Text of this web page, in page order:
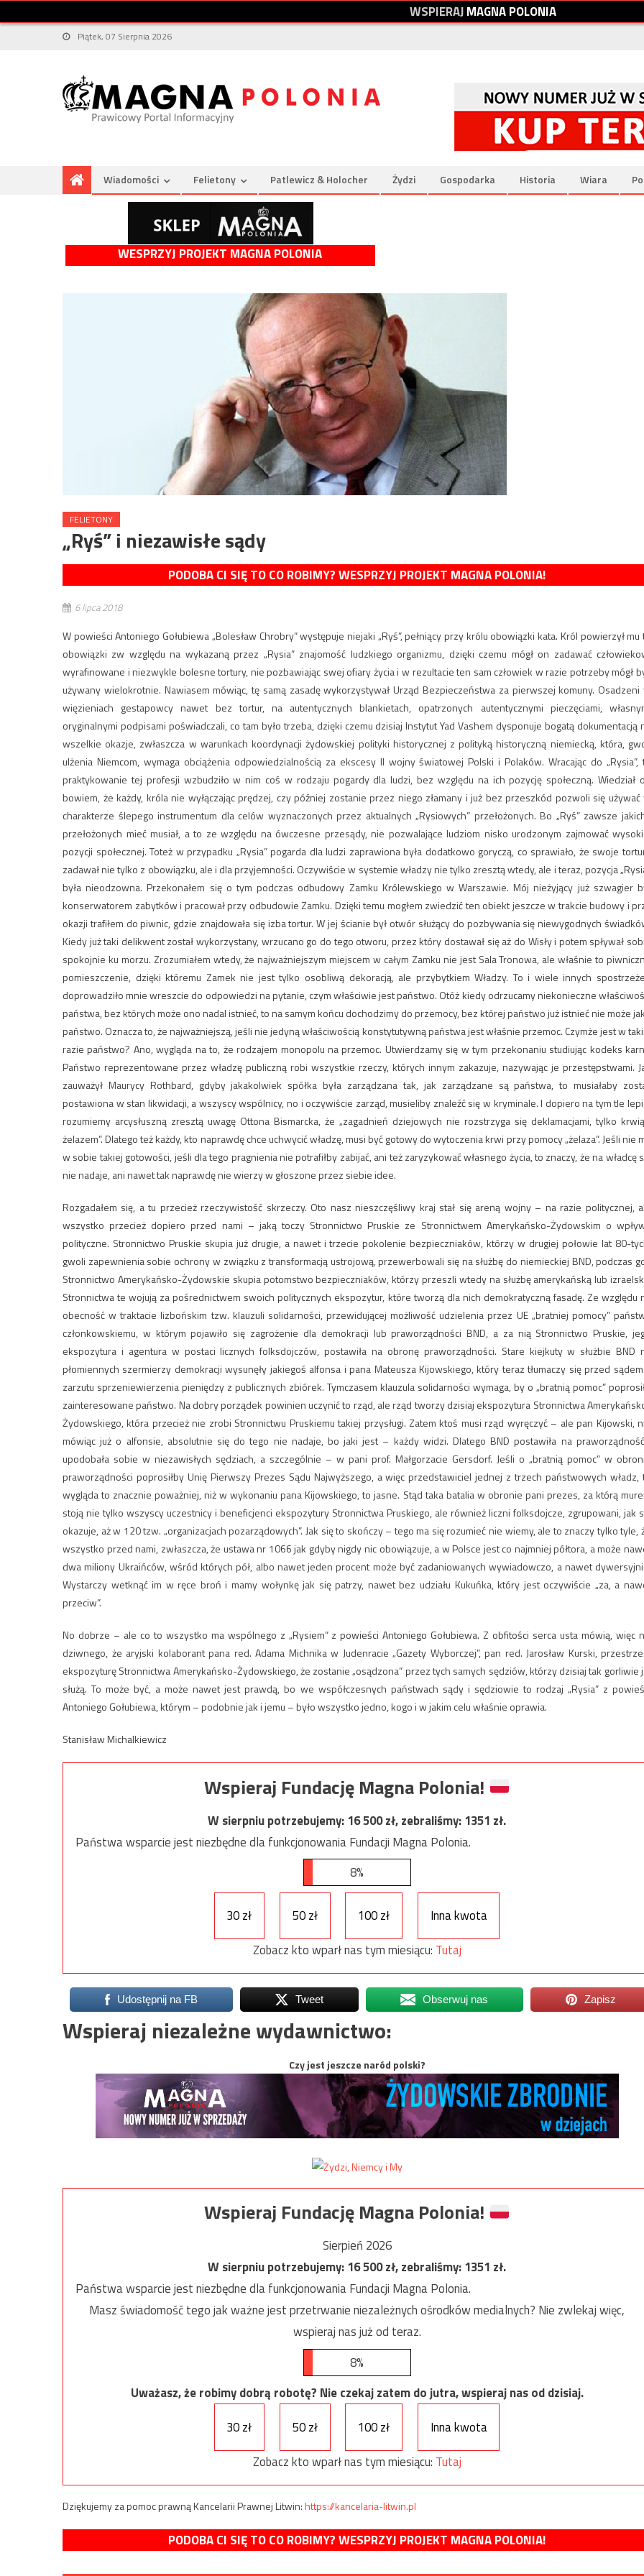
WSPIERAJMAGNAPOLONIA
Piątek, 07 Sierpnia 2026
Wiadomości Felietony Patlewicz & Holocher Żydzi Gospodarka Historia Wiara
WESPRZYJ PROJEKT MAGNA POLONIA
FELIETONY
„Ryś” i niezawisłe sądy
PODOBA CI SIĘ TO CO ROBIMY? WESPRZYJ PROJEKT MAGNA POLONIA!
6 lipca 2018
W powieści Antoniego Gołubiewa „Bolesław Chrobry” występuje niejaki „Ryś”, pełniący przy królu obowiązki kata. Król powierzył mu
obowiązki zw względu na wykazaną przez „Rysia” znajomość ludzkiego organizmu, dzięki czemu mógł on zadawać
wyrafinowane i niezwykle bolesne tortury, nie pozbawiając swej ofiary życia i w rezultacie ten sam człowiek w razie potrzeby mógł
używany wielokrotnie. Nawiasem mówiąc, tę samą zasadę wykorzystywał Urząd Bezpieczeństwa za pierwszej komuny. Osadzeni
więzieniach gestapowcy nawet bez tortur, na autentycznych blankietach, opatrzonych autentycznymi pieczęciami,
oryginalnymi podpisami poświadczali, co tam było trzeba, dzięki czemu dzisiaj Instytut Yad Vashem dysponuje bogatą dokumentacją
wszelkie okazje, zwłaszcza w warunkach koordynacji żydowskiej polityki historycznej z polityką historyczną niemiecką, która,
ulżenia Niemcom, wymaga obciążenia odpowiedzialnością za ekscesy II wojny światowej Polski i Polaków. Wracając do „Rysia”,
praktykowanie tej profesji wzbudziło w nim coś w rodzaju pogardy dla ludzi, bez względu na ich pozycję społeczną. Wiedział
bowiem, że każdy, króla nie wyłączając prędzej, czy później zostanie przez niego złamany i już bez przeszkód pozwoli się używać
charakterze ślepego instrumentum dla celów wyznaczonych przez aktualnych „Rysiowych” przełożonych. Bo „Ryś” zawsze
przełożonych mieć musiał, a to ze względu na ówczesne przesądy, nie pozwalające ludziom nisko urodzonym zajmować
pozycji społecznej. Toteż w przypadku „Rysia” pogarda dla ludzi zaprawiona była dodatkowo goryczą, co sprawiało, że swoje
zadawał nie tylko z obowiązku, ale i dla przyjemności. Oczywiście w systemie władzy nie tylko zresztą wtedy, ale i teraz, pozycja
była nieodzowna. Przekonałem się o tym podczas odbudowy Zamku Królewskiego w Warszawie. Mój nieżyjący już szwagier
konserwatorem zabytków i pracował przy odbudowie Zamku. Dzięki temu mogłem zwiedzić ten obiekt jeszcze w trakcie budowy i
okazji trafiłem do piwnic, gdzie znajdowała się izba tortur. W jej ścianie był otwór służący do pozbywania się niewygodnych
Kiedy już taki delikwent został wykorzystany, wrzucano go do tego otworu, przez który dostawał się aż do Wisły i potem spływał
spokojnie ku morzu. Zrozumiałem wtedy, że najważniejszym miejscem w całym Zamku nie jest Sala Tronowa, ale właśnie to
pomieszczenie, dzięki któremu Zamek nie jest tylko osobliwą dekoracją, ale przybytkiem Władzy. To i wiele innych
doprowadziło mnie wreszcie do odpowiedzi na pytanie, czym właściwie jest państwo. Otóż kiedy odrzucamy niekonieczne
państwa, bez których może ono nadal istnieć, to na samym końcu dochodzimy do przemocy, bez której państwo już istnieć nie może
państwo. Oznacza to, że najważniejszą, jeśli nie jedyną właściwością konstytutywną państwa jest właśnie przemoc. Czymże jest w
razie państwo? Ano, wygląda na to, że rodzajem monopolu na przemoc. Utwierdzamy się w tym przekonaniu studiując kodeks
Państwo reprezentowane przez władzę publiczną robi wszystkie rzeczy, których innym zakazuje, nazywając je przestępstwami.
zauważył Maurycy Rothbard, gdyby jakakolwiek spółka była zarządzana tak, jak zarządzane są państwa, to musiałaby
postawiona w stan likwidacji, a wszyscy wspólnicy, no i oczywiście zarząd, musieliby znaleźć się w kryminale. I dopiero na tym tle
rozumiemy arcysłuszną zresztą uwagę Ottona Bismarcka, że „zagadnień dziejowych nie rozstrzyga się deklamacjami, tylko
żelazem”. Dlatego też każdy, kto naprawdę chce uchwycić władzę, musi być gotowy do wytoczenia krwi przy pomocy „żelaza”. Jeśli nie
w sobie takiej gotowości, jeśli dla tego pragnienia nie potrafiłby zabijać, ani też zaryzykować własnego życia, to znaczy, że na władcę
nie nadaje, ani nawet tak naprawdę nie wierzy w głoszone przez siebie idee.
Rozgadałem się, a tu przecież rzeczywistość skrzeczy. Oto nasz nieszczęśliwy kraj stał się areną wojny – na razie politycznej,
wszystko przecież dopiero przed nami – jaką toczy Stronnictwo Pruskie ze Stronnictwem Amerykańsko-Żydowskim o
polityczne. Stronnictwo Pruskie skupia już drugie, a nawet i trzecie pokolenie bezpieczniaków, którzy w drugiej połowie lat 80-
gwoli zapewnienia sobie ochrony w związku z transformacją ustrojową, przewerbowali się na służbę do niemieckiej BND, podczas
Stronnictwo Amerykańsko-Żydowskie skupia potomstwo bezpieczniaków, którzy przeszli wtedy na służbę amerykańską lub
Stronnictwa te wojują za pośrednictwem swoich politycznych ekspozytur, które tworzą dla nich demokratyczną fasadę. Ze względu
obecność w traktacie lizbońskim tzw. klauzuli solidarności, przewidującej możliwość udzielenia przez UE „bratniej pomocy”
członkowskiemu, w którym pojawiło się zagrożenie dla demokracji lub praworządności BND, a za nią Stronnictwo Pruskie,
ekspozytura i agentura w postaci licznych folksdojczów, postawiła na obronę praworządności. Stare kiejkuty w służbie BND
płomiennych szermierzy demokracji wysunęły jakiegoś alfonsa i pana Mateusza Kijowskiego, który teraz tłumaczy się przed
zarzutu sprzeniewierzenia pieniędzy z publicznych zbiórek. Tymczasem klauzula solidarności wymaga, by o „bratnią pomoc”
zainteresowane państwo. Na dobry porządek powinien uczynić to rząd, ale rząd tworzy dzisiaj ekspozytura Stronnictwa
Żydowskiego, która przecież nie zrobi Stronnictwu Pruskiemu takiej przysługi. Zatem ktoś musi rząd wyręczyć – ale pan Kijowski,
mówiąc już o alfonsie, absolutnie się do tego nie nadaje, bo jaki jest – każdy widzi. Dlatego BND postawiła na
upodobała sobie w niezawisłych sędziach, a szczególnie – w pani prof. Małgorzacie Gersdorf. Jeśli o „bratnią pomoc” w
praworządności poprosiłby Unię Pierwszy Prezes Sądu Najwyższego, a więc przedstawiciel jednej z trzech państwowych władz,
wygląda to znacznie poważniej, niż w wykonaniu pana Kijowskiego, to jasne. Stąd taka batalia w obronie pani prezes, za którą
stoją nie tylko wszyscy uczestnicy i beneficjenci ekspozytury Stronnictwa Pruskiego, ale również liczni folksdojcze, zgrupowani, jak
okazuje, aż w 120 tzw. „organizacjach pozarządowych”. Jak się to skończy – tego ma się rozumieć nie wiemy, ale to znaczy tylko tyle,
wszystko przed nami, zwłaszcza, że ustawa nr 1066 jak gdyby nigdy nic obowiązuje, a w Polsce jest co najmniej półtora, a może
dwa miliony Ukraińców, wśród których pół, albo nawet jeden procent może być zadaniowanych wywiadowczo, a nawet
Wystarczy wetknąć im w ręce broń i mamy wołynkę jak się patrzy, nawet bez udziału Kukuńka, który jest oczywiście „za, a
przeciw”.
No dobrze – ale co to wszystko ma wspólnego z „Rysiem” z powieści Antoniego Gołubiewa. Z obfitości serca usta mówią, więc
dziwnego, że aryjski kolaborant pana red. Adama Michnika w Judenracie „Gazety Wyborczej”, pan red. Jarosław Kurski,
ekspozyturę Stronnictwa Amerykańsko-Żydowskiego, że zostanie „osądzona” przez tych samych sędziów, którzy dzisiaj tak gorliwie
służą. To może być, a może nawet jest prawdą, bo we współczesnych państwach sądy i sędziowie to rodzaj „Rysia” z
Antoniego Gołubiewa, którym – podobnie jak i jemu – było wszystko jedno, kogo i w jakim celu właśnie oprawia.
Stanisław Michalkiewicz
Wspieraj Fundację Magna Polonia!
W sierpniu potrzebujemy:16 500zł, zebraliśmy:1351 zł.
Państwa wsparcie jest niezbędne dla funkcjonowania Fundacji Magna Polonia.
8%
30 zł 50 zł 100 zł
Inna kwota
Zobacz kto wparł nas tym miesiącu: Tutaj
Udostępnij na FB Tweet Obserwuj nas Zapisz
Wspieraj niezależne wydawnictwo:
Czy jest jeszcze naród polski?
Wspieraj Fundację Magna Polonia!
Sierpień 2026
W sierpniu potrzebujemy:16 500zł, zebraliśmy:1351 zł.
Państwa wsparcie jest niezbędne dla funkcjonowania Fundacji Magna Polonia.
Masz świadomość tego jak ważne jest przetrwanie niezależnych ośrodków medialnych? Nie zwlekaj więc,
wspieraj nas już od teraz.
8%
Uważasz, że robimy dobrą robotę? Nie czekaj zatem do jutra, wspieraj nas od dzisiaj.
30 zł
50 zł 100 zł
Inna kwota
Zobacz kto wparł nas tym miesiącu: Tutaj
Dziękujemy za pomoc prawną Kancelarii Prawnej Litwin:https://kancelaria-litwin.pl
PODOBA CI SIĘ TO CO ROBIMY? WESPRZYJ PROJEKT MAGNA POLONIA!